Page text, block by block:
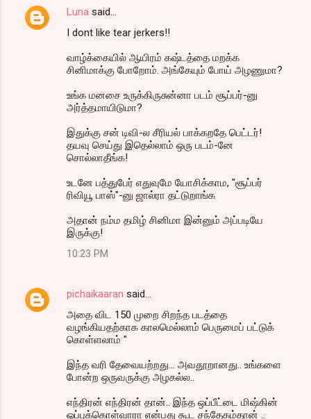
Luna said…
I dont like tear jerkers!!
வாழ்க்கையில் ஆயிரம் கஷ்டத்தை மறக்க
சினிமாக்கு போறோம். அங்கேயும் போய் அழணுமா?
உங்க மனசை உருக்கிருசுன்னா படம் சூப்பர்-னு
அர்த்தமாயிடுமா?
இதுக்கு சன் டிவி-ல சீரியல் பாக்கறதே பெட்டர்!
தயவு செய்து இதெல்லாம் ஒரு படம்-னே
சொல்லாதீங்க!
உடனே பத்துபேர் எதுவுமே யோசிக்காம, "சூப்பர்
ரிவியூ பாஸ்"-னு ஜால்ரா தட்டுறாங்க
அதான் நம்ம தமிழ் சினிமா இன்னும் அப்படியே
இருக்கு!
10:23 PM
pichaikaaran said…
அதை விட 150 முறை சிறந்த படத்தை
வழங்கியதற்காக காலமெல்லாம் பெருமைப் பட்டுக்
கொள்ளலாம் "
இந்த வரி தேவையற்றது... அவதூறானது.. உங்களை
போன்ற ஒருவருக்கு அழகல்ல..
எந்திரன் எந்திரன் தான்.. இந்த ஒப்பீட்டை மிஷ்கின்
ஒப்புக்கொள்வாரா என்பது கூட சந்தேகம்தான் ..